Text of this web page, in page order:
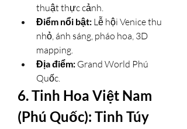
thuật thực cảnh.
Điểm nổi bật: Lễ hội Venice thu
nhỏ, ánh sáng, pháo hoa, 3D
mapping.
Địa điểm: Grand World Phú
Quốc.
6. Tinh Hoa Việt Nam
(Phú Quốc): Tinh Túy